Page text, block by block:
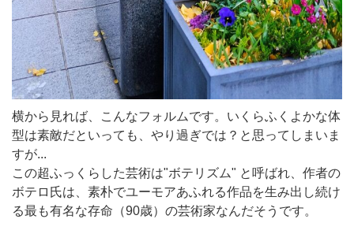
横から見れば、こんなフォルムです。いくらふくよかな体
型は素敵だといっても、やり過ぎでは？と思ってしまいま
すが...
この超ふっくらした芸術は"ボテリズム" と呼ばれ、作者の
ボテロ氏は、素朴でユーモアあふれる作品を生み出し続け
る最も有名な存命（90歳）の芸術家なんだそうです。